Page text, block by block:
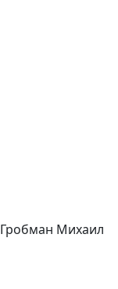
Гробман Михаил